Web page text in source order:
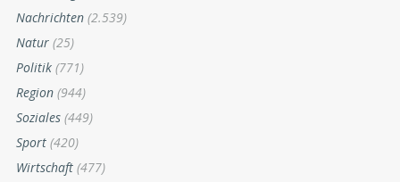
Nachrichten (2.539)
Natur (25)
Politik (771)
Region (944)
Soziales (449)
Sport (420)
Wirtschaft (477)